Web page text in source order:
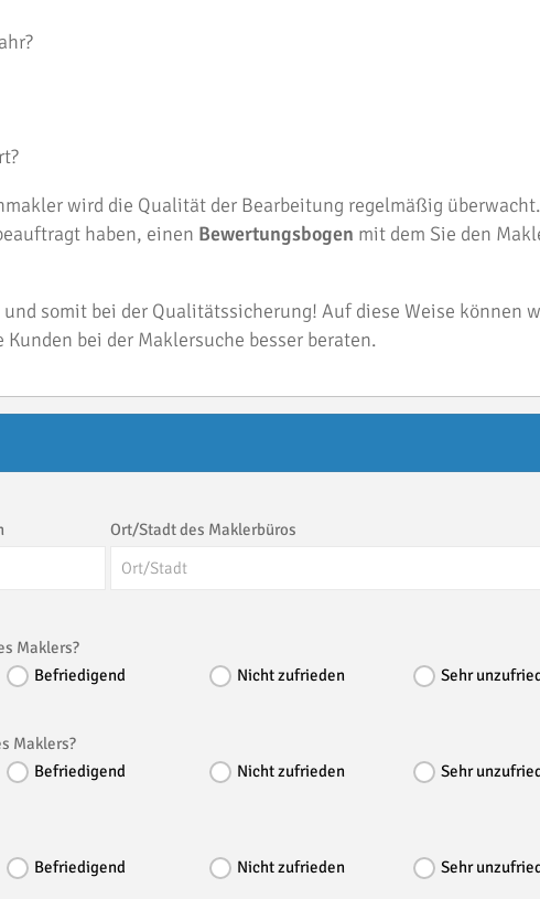
wird die Qualität der Bearbeitung regelmäßig
haben, einen Bewertungsbogen mit dem Sie den
somit bei der Qualitätssicherung! Auf diese Weise können
bei der Maklersuche besser beraten.
Ort/Stadt des Maklerbüros
Maklers?
Befriedigend Nicht zufrieden Sehr
Maklers?
Befriedigend Nicht zufrieden Sehr
Befriedigend Nicht zufrieden Sehr